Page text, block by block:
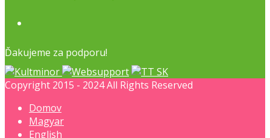
Ďakujeme za podporu!
Copyright 2015 - 2024 All Rights Reserved
Domov
Magyar
English